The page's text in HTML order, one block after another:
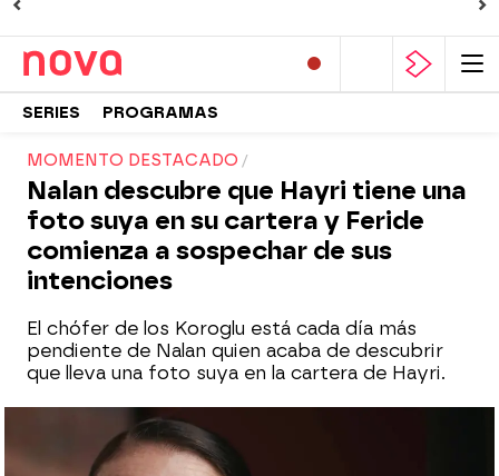
SERIES PROGRAMAS
MOMENTO DESTACADO
Nalan descubre que Hayri tiene una
foto suya en su cartera y Feride
comienza a sospechar de sus
intenciones
El chófer de los Koroglu está cada día más
pendiente de Nalan quien acaba de descubrir
que lleva una foto suya en la cartera de Hayri.